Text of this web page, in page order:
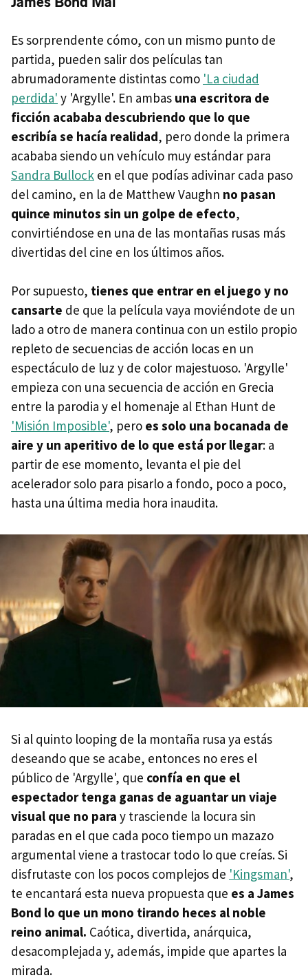
Es sorprendente cómo, con un mismo punto de
partida, pueden salir dos películas tan
abrumadoramente distintas como 'La ciudad
perdida' y 'Argylle'. En ambas una escritora de
ficción acababa descubriendo que lo que
escribía se hacía realidad, pero donde la primera
acababa siendo un vehículo muy estándar para
Sandra Bullock en el que podías adivinar cada paso
del camino, en la de Matthew Vaughn no pasan
quince minutos sin un golpe de efecto,
convirtiéndose en una de las montañas rusas más
divertidas del cine en los últimos años.
Por supuesto, tienes que entrar en el juego y no
cansarte de que la película vaya moviéndote de un
lado a otro de manera continua con un estilo propio
repleto de secuencias de acción locas en un
espectáculo de luz y de color majestuoso. 'Argylle'
empieza con una secuencia de acción en Grecia
entre la parodia y el homenaje al Ethan Hunt de
'Misión Imposible', pero es solo una bocanada de
aire y un aperitivo de lo que está por llegar: a
partir de ese momento, levanta el pie del
acelerador solo para pisarlo a fondo, poco a poco,
hasta una última media hora inaudita.
Si al quinto looping de la montaña rusa ya estás
deseando que se acabe, entonces no eres el
público de 'Argylle', que confía en que el
espectador tenga ganas de aguantar un viaje
visual que no para y trasciende la locura sin
paradas en el que cada poco tiempo un mazazo
argumental viene a trastocar todo lo que creías. Si
disfrutaste con los pocos complejos de 'Kingsman',
te encantará esta nueva propuesta que es a James
Bond lo que un mono tirando heces al noble
reino animal. Caótica, divertida, anárquica,
desacomplejada y, además, impide que apartes la
mirada.